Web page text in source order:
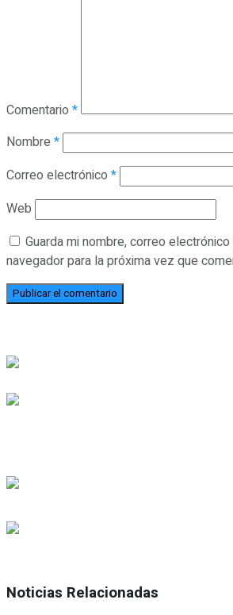
Comentario *
Nombre *
Correo electrónico *
Web
Guarda mi nombre, correo
navegador para la próxima vez que
Noticias Relacionadas